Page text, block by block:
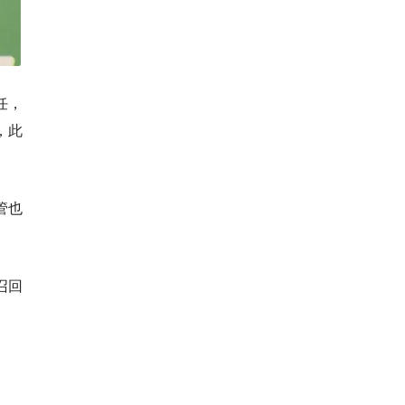
此
也
回